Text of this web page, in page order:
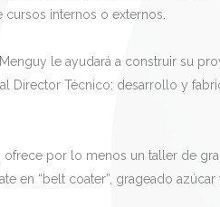
internos o externos.
le ayudará a construir su
Director Técnico: desarrollo y
por lo menos un taller de
en “belt coater”, grageado